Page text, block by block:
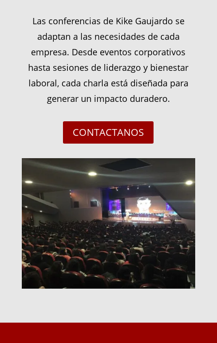
Las conferencias de Kike Gaujardo se
adaptan a las necesidades de cada
empresa. Desde eventos corporativos
hasta sesiones de liderazgo y bienestar
laboral, cada charla está diseñada para
generar un impacto duradero.
CONTACTANOS